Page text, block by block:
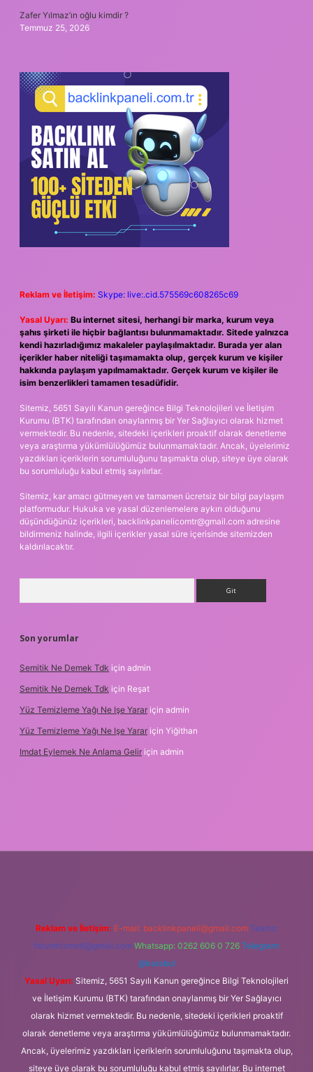
Zafer Yılmaz’ın oğlu kimdir ?
Temmuz 25, 2026
Reklam ve İletişim: Skype: live:.cid.575569c608265c69
Yasal Uyarı: Bu internet sitesi, herhangi bir marka, kurum veya
şahıs şirketi ile hiçbir bağlantısı bulunmamaktadır. Sitede yalnızca
kendi hazırladığımız makaleler paylaşılmaktadır. Burada yer alan
içerikler haber niteliği taşımamakta olup, gerçek kurum ve kişiler
hakkında paylaşım yapılmamaktadır. Gerçek kurum ve kişiler ile
isim benzerlikleri tamamen tesadüfidir.
Sitemiz, 5651 Sayılı Kanun gereğince Bilgi Teknolojileri ve İletişim
Kurumu (BTK) tarafından onaylanmış bir Yer Sağlayıcı olarak hizmet
vermektedir. Bu nedenle, sitedeki içerikleri proaktif olarak denetleme
veya araştırma yükümlülüğümüz bulunmamaktadır. Ancak, üyelerimiz
yazdıkları içeriklerin sorumluluğunu taşımakta olup, siteye üye olarak
bu sorumluluğu kabul etmiş sayılırlar.
Sitemiz, kar amacı gütmeyen ve tamamen ücretsiz bir bilgi paylaşım
platformudur. Hukuka ve yasal düzenlemelere aykırı olduğunu
düşündüğünüz içerikleri, backlinkpanelicomtr@gmail.com adresine
bildirmeniz halinde, ilgili içerikler yasal süre içerisinde sitemizden
kaldırılacaktır.
Son yorumlar
Semitik Ne Demek Tdk için admin
Semitik Ne Demek Tdk için Reşat
Yüz Temizleme Yağı Ne Işe Yarar için admin
Yüz Temizleme Yağı Ne Işe Yarar için Yiğithan
Imdat Eylemek Ne Anlama Gelir için admin
Reklam ve İletişim: E-mail: backlinkpaneli@gmail.com Teams:
forumhizmeti@gmail.com Whatsapp: 0262 606 0 726 Telegram:
@karabul
Yasal Uyarı: Sitemiz, 5651 Sayılı Kanun gereğince Bilgi Teknolojileri
ve İletişim Kurumu (BTK) tarafından onaylanmış bir Yer Sağlayıcı
olarak hizmet vermektedir. Bu nedenle, sitedeki içerikleri proaktif
olarak denetleme veya araştırma yükümlülüğümüz bulunmamaktadır.
Ancak, üyelerimiz yazdıkları içeriklerin sorumluluğunu taşımakta olup,
siteye üye olarak bu sorumluluğu kabul etmiş sayılırlar. Bu internet